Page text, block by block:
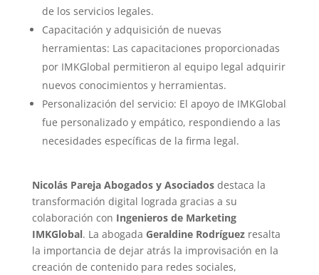
de los servicios legales.
Capacitación y adquisición de nuevas
herramientas: Las capacitaciones proporcionadas
por IMKGlobal permitieron al equipo legal adquirir
nuevos conocimientos y herramientas.
Personalización del servicio: El apoyo de IMKGlobal
fue personalizado y empático, respondiendo a las
necesidades específicas de la firma legal.
Nicolás Pareja Abogados y Asociadosdestaca la
transformación digital lograda gracias a su
colaboración con Ingenieros de Marketing
IMKGlobal. La abogada Geraldine Rodríguezresalta
la importancia de dejar atrás la improvisación en la
creación de contenido para redes sociales,